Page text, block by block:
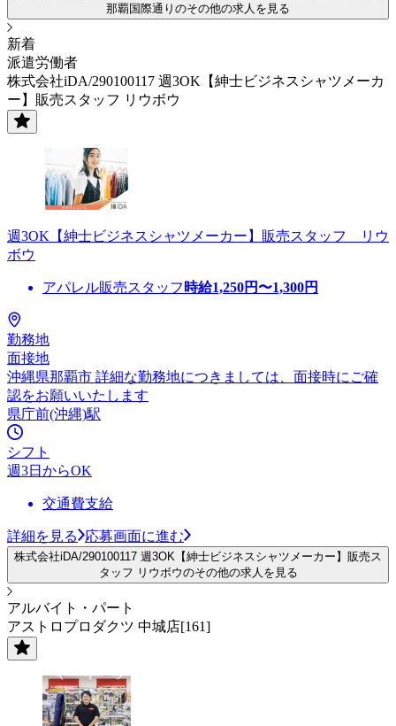
那覇国際通りのその他の求人を見る
新着
派遣労働者
株式会社iDA/290100117 週3OK【紳士ビジネスシャツメーカ
ー】販売スタッフ リウボウ
週3OK【紳士ビジネスシャツメーカー】販売スタッフ リウ
ボウ
アパレル販売スタッフ 時給1,250円〜1,300円
勤務地
面接地
沖縄県那覇市 詳細な勤務地につきましては、面接時にご確
認をお願いいたします
県庁前(沖縄)駅
シフト
週3日からOK
交通費支給
詳細を見る 応募画面に進む
株式会社iDA/290100117 週3OK【紳士ビジネスシャツメーカー】販売ス
タッフ リウボウのその他の求人を見る
アルバイト・パート
アストロプロダクツ 中城店[161]